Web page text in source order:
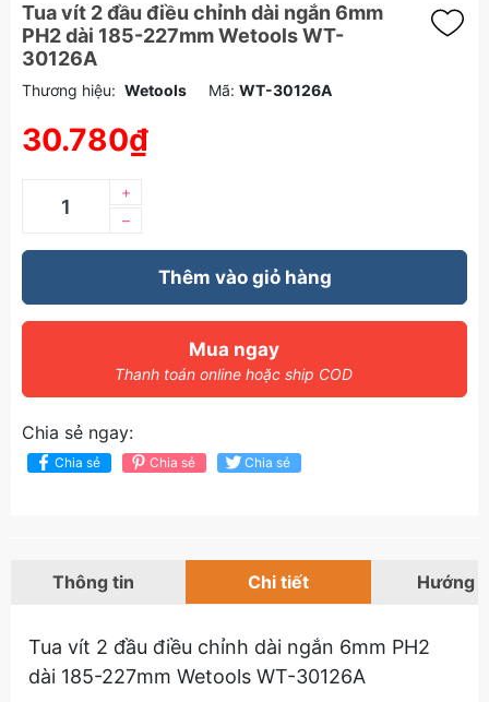
Tua vít 2 đầu điều chỉnh dài ngắn 6mm
PH2 dài 185-227mm Wetools WT-
30126A
Thương hiệu: Wetools Mã: WT-30126A
30.780₫
–
+
Thêm vào giỏ hàng
Mua ngay
Thanh toán online hoặc ship COD
Chia sẻ ngay:
Chia sẻ Chia sẻ Chia sẻ
Thông tin Chi tiết Hướng
Tua vít 2 đầu điều chỉnh dài ngắn 6mm PH2
dài 185-227mm Wetools WT-30126A